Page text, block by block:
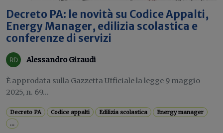
Decreto PA: le novità su Codice Appalti,
Energy Manager, edilizia scolastica e
conferenze di servizi
Alessandro Giraudi
È approdata sulla Gazzetta Ufficiale la legge 9 maggio
2025, n. 69...
Decreto PA Codice appalti Edilizia scolastica
Energy manager
...